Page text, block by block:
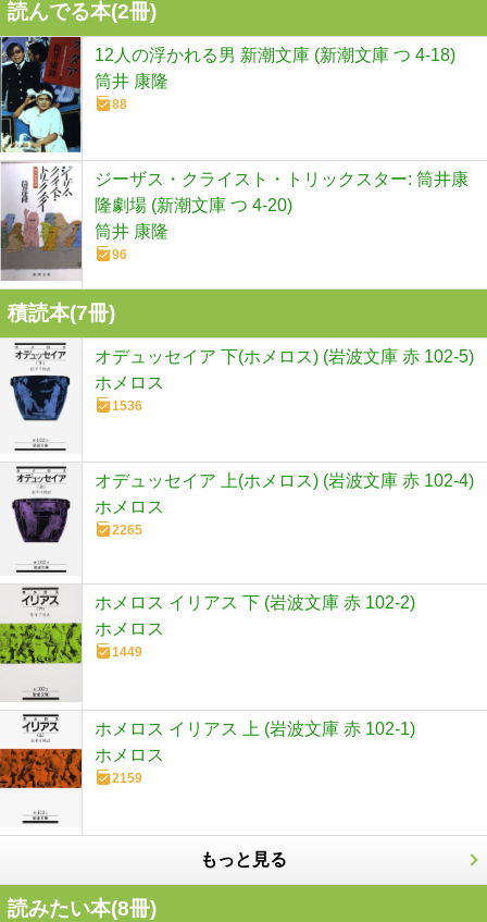
読んでる本(2冊)
12人の浮かれる男 新潮文庫 (新潮文庫 つ 4-18)
筒井 康隆
88
ジーザス・クライスト・トリックスター: 筒井康
隆劇場 (新潮文庫 つ 4-20)
筒井 康隆
96
積読本(7冊)
オデュッセイア 下(ホメロス) (岩波文庫 赤 102-5)
ホメロス
1536
オデュッセイア 上(ホメロス) (岩波文庫 赤 102-4)
ホメロス
2265
ホメロス イリアス 下 (岩波文庫 赤 102-2)
ホメロス
1449
ホメロス イリアス 上 (岩波文庫 赤 102-1)
ホメロス
2159
もっと見る
読みたい本(8冊)